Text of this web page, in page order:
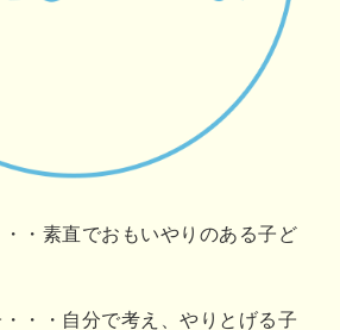
・素直でおもいやりのある子ど
・・自分で考え、やりとげる子